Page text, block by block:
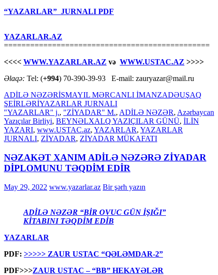
“YAZARLAR” JURNALI PDF
YAZARLAR.AZ
===============================================
<<<< WWW.YAZARLAR.AZ və WWW.USTAC.AZ >>>>
Əlaqə: Tel: (+994) 70-390-39-93 E-mail: zauryazar@mail.ru
ADİLƏ NƏZƏRİSMAYIL MƏRCANLI İMANZADƏUŞAQ
ŞEİRLƏRİYAZARLAR JURNALI
"YAZARLAR" j., "ZİYADAR" M., ADİLƏ NƏZƏR, Azərbaycan
Yazıçılar Birliyi, BEYNƏLXALQ YAZIÇILAR GÜNÜ, İLİN
YAZARI, www.USTAC.az, YAZARLAR, YAZARLAR
JURNALI, ZİYADAR, ZİYADAR MÜKAFATI
NƏZAKƏT XANIM ADİLƏ NƏZƏRƏ ZİYADAR
DİPLOMUNU TƏQDİM EDİR
May 29, 2022 www.yazarlar.az Bir şərh yazın
ADİLƏ NƏZƏR “BİR OVUC GÜN İŞIĞI”
KİTABINI TƏQDİM EDİB
YAZARLAR
PDF: >>>>> ZAUR USTAC “QƏLƏMDAR-2”
PDF>>>ZAUR USTAC – “BB” HEKAYƏLƏR